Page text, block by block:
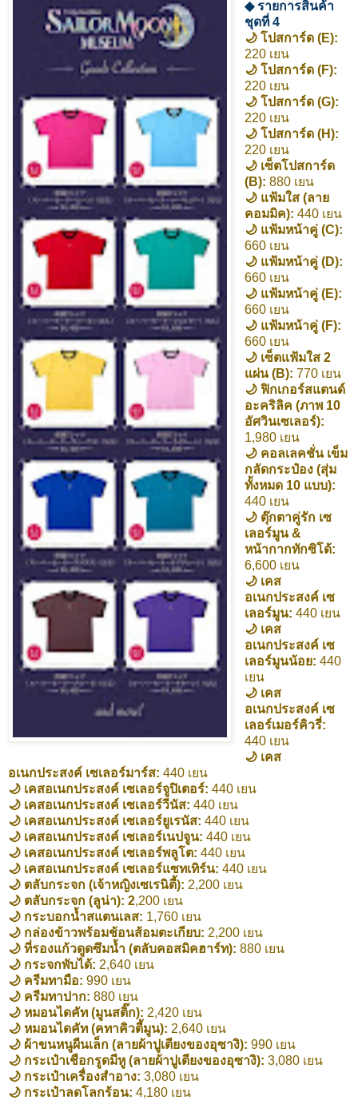
◆ รายการสินค้า
ชุดที่ 4
🌙 โปสการ์ด (E):
220 เยน
🌙 โปสการ์ด (F):
220 เยน
🌙 โปสการ์ด (G):
220 เยน
🌙 โปสการ์ด (H):
220 เยน
🌙 เซ็ตโปสการ์ด
(B): 880 เยน
🌙 แฟ้มใส (ลาย
คอมมิค): 440 เยน
🌙 แฟ้มหน้าคู่ (C):
660 เยน
🌙 แฟ้มหน้าคู่ (D):
660 เยน
🌙 แฟ้มหน้าคู่ (E):
660 เยน
🌙 แฟ้มหน้าคู่ (F):
660 เยน
🌙 เซ็ตแฟ้มใส 2
แผ่น (B): 770 เยน
🌙 ฟิกเกอร์สแตนด์
อะคริลิค (ภาพ 10
อัศวินเซเลอร์):
1,980 เยน
🌙 คอลเลคชั่น เข็ม
กลัดกระป๋อง (สุ่ม
ทั้งหมด 10 แบบ):
440 เยน
🌙 ตุ๊กตาคู่รัก เซ
เลอร์มูน &
หน้ากากทักซิโด้:
6,600 เยน
🌙 เคส
อเนกประสงค์ เซ
เลอร์มูน: 440 เยน
🌙 เคส
อเนกประสงค์ เซ
เลอร์มูนน้อย: 440
เยน
🌙 เคส
อเนกประสงค์ เซ
เลอร์เมอร์คิวรี่:
440 เยน
🌙 เคส
อเนกประสงค์ เซเลอร์มาร์ส: 440 เยน
🌙 เคสอเนกประสงค์ เซเลอร์จูปิเตอร์: 440 เยน
🌙 เคสอเนกประสงค์ เซเลอร์วีนัส: 440 เยน
🌙 เคสอเนกประสงค์ เซเลอร์ยูเรนัส: 440 เยน
🌙 เคสอเนกประสงค์ เซเลอร์เนปจูน: 440 เยน
🌙 เคสอเนกประสงค์ เซเลอร์พลูโต: 440 เยน
🌙 เคสอเนกประสงค์ เซเลอร์แซทเทิร์น: 440 เยน
🌙 ตลับกระจก (เจ้าหญิงเซเรนิตี้): 2,200 เยน
🌙 ตลับกระจก (ลูน่า): 2,200 เยน
🌙 กระบอกน้ำสแตนเลส: 1,760 เยน
🌙 กล่องข้าวพร้อมช้อนส้อมตะเกียบ: 2,200 เยน
🌙 ที่รองแก้วดูดซึมน้ำ (ตลับคอสมิคฮาร์ท): 880 เยน
🌙 กระจกพับได้: 2,640 เยน
🌙 ครีมทามือ: 990 เยน
🌙 ครีมทาปาก: 880 เยน
🌙 หมอนไดคัท (มูนสติ๊ก): 2,420 เยน
🌙 หมอนไดคัท (คทาคิวตี้มูน): 2,640 เยน
🌙 ผ้าขนหนูผืนเล็ก (ลายผ้าปูเตียงของอุซางิ): 990 เยน
🌙 กระเป๋าเชือกรูดมีหู (ลายผ้าปูเตียงของอุซางิ): 3,080 เยน
🌙 กระเป๋าเครื่องสำอาง: 3,080 เยน
🌙 กระเป๋าลดโลกร้อน: 4,180 เยน